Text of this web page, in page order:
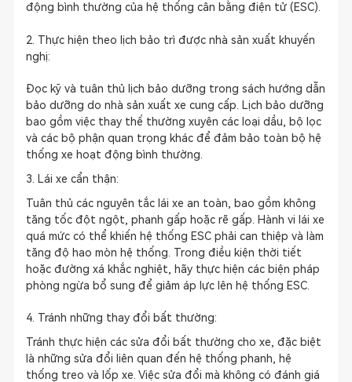
động bình thường của hệ thống cân bằng điện tử (ESC).
2. Thực hiện theo lịch bảo trì được nhà sản xuất khuyến
nghị:
Đọc kỹ và tuân thủ lịch bảo dưỡng trong sách hướng dẫn
bảo dưỡng do nhà sản xuất xe cung cấp. Lịch bảo dưỡng
bao gồm việc thay thế thường xuyên các loại dầu, bộ lọc
và các bộ phận quan trọng khác để đảm bảo toàn bộ hệ
thống xe hoạt động bình thường.
3. Lái xe cẩn thận:
Tuân thủ các nguyên tắc lái xe an toàn, bao gồm không
tăng tốc đột ngột, phanh gấp hoặc rẽ gấp. Hành vi lái xe
quá mức có thể khiến hệ thống ESC phải can thiệp và làm
tăng độ hao mòn hệ thống. Trong điều kiện thời tiết
hoặc đường xá khắc nghiệt, hãy thực hiện các biện pháp
phòng ngừa bổ sung để giảm áp lực lên hệ thống ESC.
4. Tránh những thay đổi bất thường:
Tránh thực hiện các sửa đổi bất thường cho xe, đặc biệt
là những sửa đổi liên quan đến hệ thống phanh, hệ
thống treo và lốp xe. Việc sửa đổi mà không có đánh giá